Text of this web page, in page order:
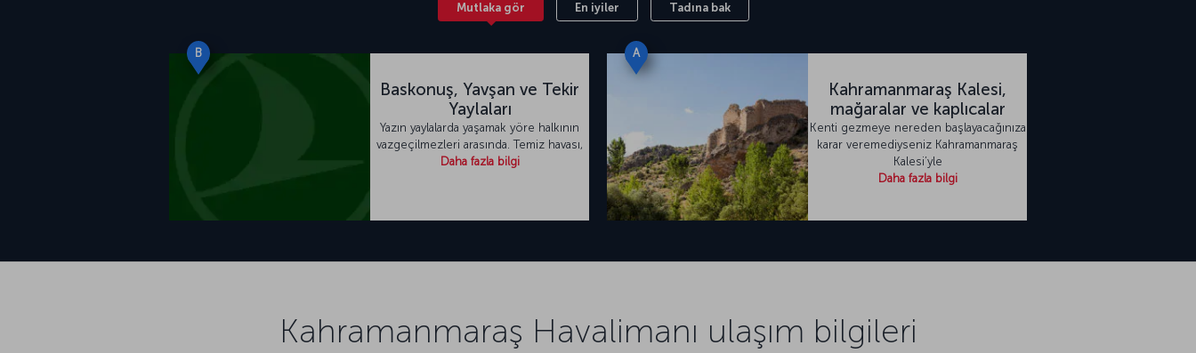
Mutlaka gör En iyiler Tadına bak
B
Baskonuş, Yavşan ve Tekir
Yaylaları
Yazın yaylalarda yaşamak yöre halkının
vazgeçilmezleri arasında. Temiz havası,
Daha fazla bilgi
A
Kahramanmaraş Kalesi,
mağaralar ve kaplıcalar
Kenti gezmeye nereden başlayacağınıza
karar veremediyseniz Kahramanmaraş
Kalesi’yle
Daha fazla bilgi
Kahramanmaraş Havalimanı ulaşım bilgileri